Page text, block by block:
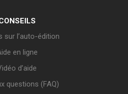
sur l’auto-édition
en ligne
d’aide
questions (FAQ)